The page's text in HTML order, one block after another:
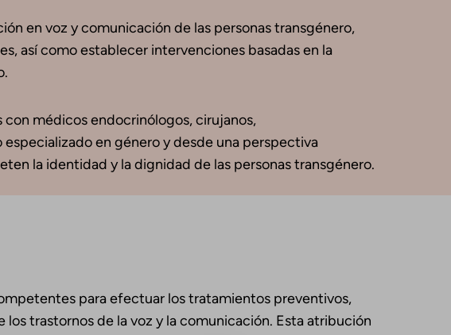
en voz y comunicación de las personas transgénero,
así como establecer intervenciones basadas en la
médicos endocrinólogos, cirujanos,
en género y desde una perspectiva
la identidad y la dignidad de las personas transgénero.
para efectuar los tratamientos preventivos,
trastornos de la voz y la comunicación. Esta atribución